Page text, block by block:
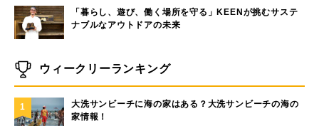
「暮らし、遊び、働く場所を守る」KEENが挑むサステ
ナブルなアウトドアの未来
ウィークリーランキング
1
大洗サンビーチに海の家はある？大洗サンビーチの海の
家情報！